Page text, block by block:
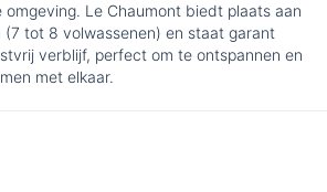
omgeving. Le Chaumont biedt plaats aan
(7 tot 8 volwassenen) en staat garant
verblijf, perfect om te ontspannen en
met elkaar.